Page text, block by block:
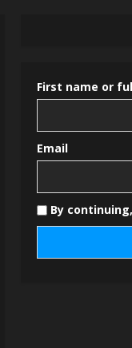
First name or
Email
By